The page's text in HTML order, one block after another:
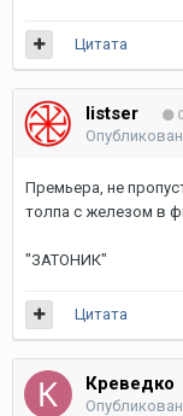
Цитата
listser 0
Премьера, не
толпа с железом в
"ЗАТОНИК"
Цитата
Креведко